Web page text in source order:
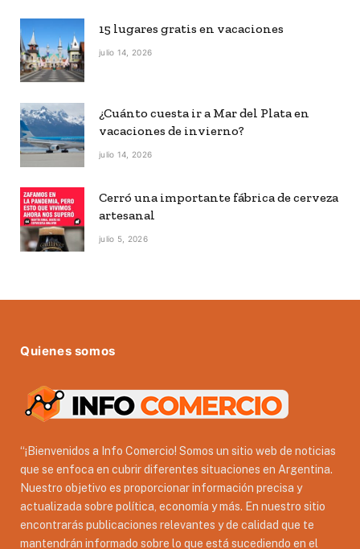
15 lugares gratis en vacaciones
julio 14, 2026
¿Cuánto cuesta ir a Mar del Plata en
vacaciones de invierno?
julio 14, 2026
Cerró una importante fábrica de cerveza
artesanal
julio 5, 2026
Quienes somos
“¡Bienvenidos a Info Comercio! Somos un sitio web de noticias
que se enfoca en cubrir diferentes situaciones en Argentina.
Nuestro objetivo es proporcionar información precisa y
actualizada sobre política, economía y más. En nuestro sitio
encontrarás publicaciones relevantes y de calidad que te
mantendrán informado sobre lo que está sucediendo en el